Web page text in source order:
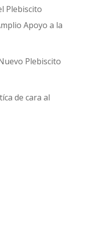
Plebiscito
Apoyo a la
Plebiscito
de cara al